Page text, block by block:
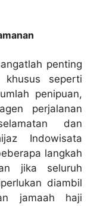
penting
khusus seperti
penipuan,
perjalanan
dan
Indowisata
langkah
jika seluruh
diambil
jamaah haji